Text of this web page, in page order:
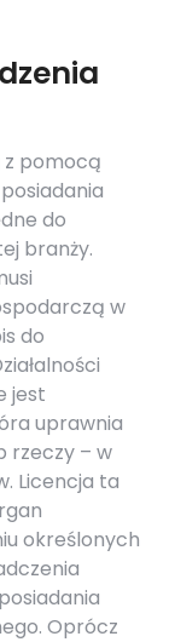
z pomocą
do
branży.
w
do
jest
uprawnia
rzeczy – w
Licencja ta
określonych
Oprócz